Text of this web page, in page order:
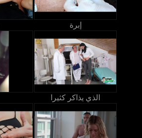
إبرة
الذي يذاكر كثيرا